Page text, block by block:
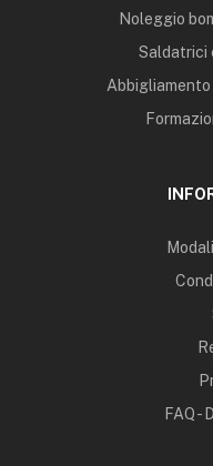
Noleggio
Saldatrici
FAQ -